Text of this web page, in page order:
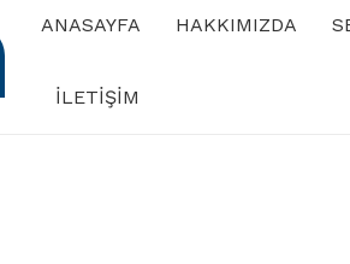
ANASAYFA HAKKIMIZDA
İLETIŞIM